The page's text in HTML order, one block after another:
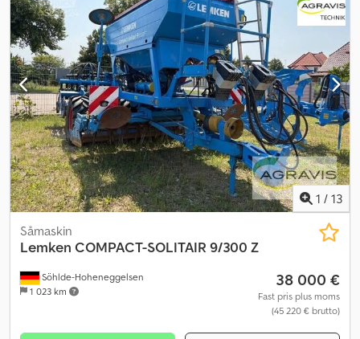
däckpackare, belysning, förvaringsplats: kund. Chjdpfx Apozqia Ss
Isa
1 / 13
Söhlde-Hoheneggelsen
1 023 km
Såmaskin
Lemken COMPACT-SOLITAIR 9/300 Z
38 000 €
Fast pris plus moms
(45 220 € brutto)